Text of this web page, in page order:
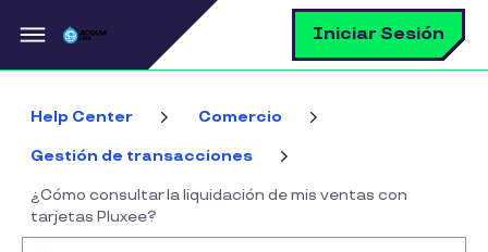
Pasar al contenido principal Iniciar Sesión
Help Center Comercio
Gestión de transacciones
¿Cómo consultar la liquidación de mis ventas con
tarjetas Pluxee?